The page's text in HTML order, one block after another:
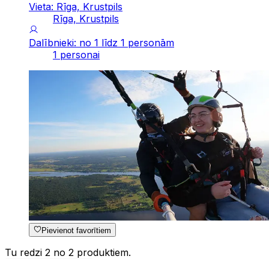
Vieta: Rīga, Krustpils
Rīga, Krustpils
Dalībnieki: no 1 līdz 1 personām
1 personai
Pievienot favorītiem
Tu redzi 2 no 2 produktiem.